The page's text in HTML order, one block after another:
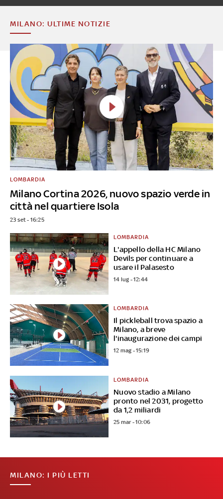
MILANO: ULTIME NOTIZIE
Milano Cortina 2026, nuovo spazio verde in
città nel quartiere Isola
LOMBARDIA
23 set - 16:25
L'appello della HC Milano
Devils per continuare a
usare il Palasesto
LOMBARDIA
14 lug - 12:44
Il pickleball trova spazio a
Milano, a breve
l'inaugurazione dei campi
LOMBARDIA
12 mag - 15:19
Nuovo stadio a Milano
pronto nel 2031, progetto
da 1,2 miliardi
LOMBARDIA
25 mar - 10:06
MILANO: I PIÙ LETTI